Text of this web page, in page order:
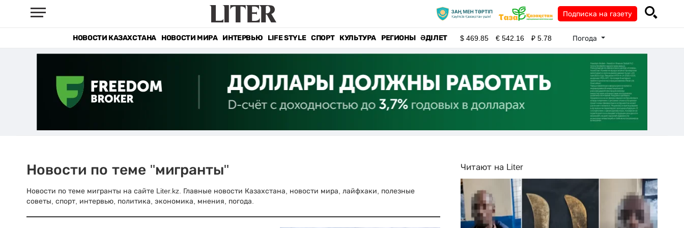
Подписка на газету
НОВОСТИ КАЗАХСТАНА НОВОСТИ МИРА ИНТЕРВЬЮ LIFE STYLE СПОРТ КУЛЬТУРА РЕГИОНЫ ӘДІЛЕТ $469.85 €542.16 ₽5.78 Погода
Новости по теме "мигранты"
Новости по теме мигранты на сайте Liter.kz. Главные новости Казахстана, новости мира, лайфхаки, полезные
советы, спорт, интервью, политика, экономика, мнения, погода.
Читают на Liter